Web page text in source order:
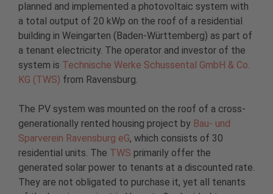
planned and implemented a photovoltaic system with
a total output of 20 kWp on the roof of a residential
building in Weingarten (Baden-Württemberg) as part of
a tenant electricity. The operator and investor of the
system is Technische Werke Schussental GmbH & Co.
KG (TWS) from Ravensburg.
The PV system was mounted on the roof of a cross-
generationally rented housing project by Bau- und
Sparverein Ravensburg eG, which consists of 30
residential units. The TWS primarily offer the
generated solar power to tenants at a discounted rate.
They are not obligated to purchase it, yet all tenants